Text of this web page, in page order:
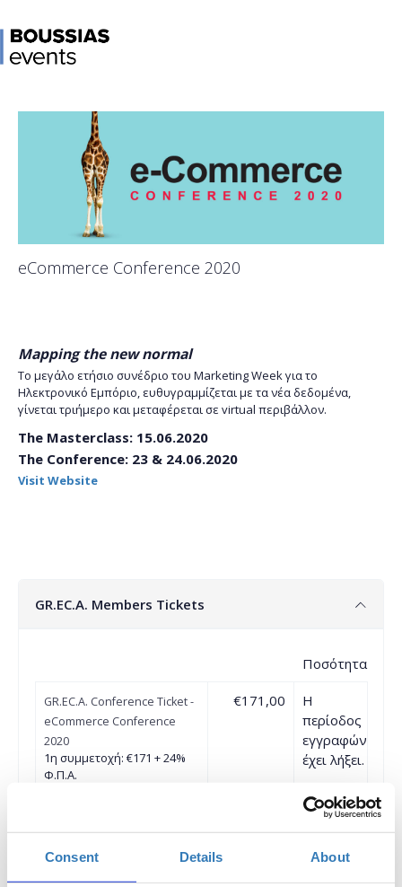
Consent Details About
eCommerce Conference 2020
Mapping the new normal
To μεγάλο ετήσιο συνέδριο του Marketing Week για το
Ηλεκτρονικό Εμπόριο, ευθυγραμμίζεται με τα νέα δεδομένα,
γίνεται τριήμερο και μεταφέρεται σε virtual περιβάλλον.
The Masterclass: 15.06.2020
The Conference: 23 & 24.06.2020
Visit Website
GR.EC.A. Members Tickets
Ποσότητα
GR.EC.A. Conference Ticket -
eCommerce Conference
2020
1η συμμετοχή: €171 + 24%
Φ.Π.Α.
Πακέτο 10 συμμετοχών (4+6
δωρεάν): €441 + 24% Φ.Π.Α.
€171,00
Η
περίοδος
εγγραφών
έχει λήξει.